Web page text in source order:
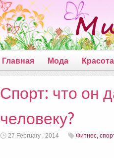
Главная Мода Красота
Спорт: что он
человеку?
27 February , 2014 Фитнес,